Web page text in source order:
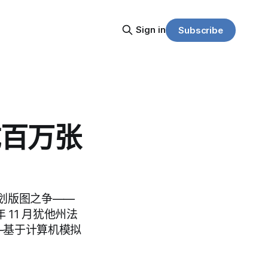
Sign in Subscribe
万张
划版图之争——
11 月犹他州法
于计算机模拟